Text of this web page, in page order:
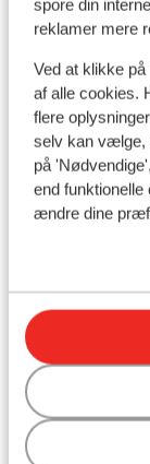
spore din
reklamer mere
Ved at klikke
af alle cookies.
flere
selv kan vælge,
på
end funktionelle
ændre dine
Liftkort
Skileje
Résidence
Résidence
Résidence